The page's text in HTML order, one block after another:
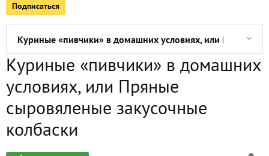
Подписаться
Куриные «пивчики» в домашних условиях, или Пряные
Творожно-тыквенная запеканка «Зебра», или
Приз от «ФАСКО» требует огласки! Получила мощную
1 809 км + 571 км = 2 380 км – как мерило шанса на
Куриные «пивчики» в домашних
условиях, или Пряные
сыровяленые закусочные
колбаски